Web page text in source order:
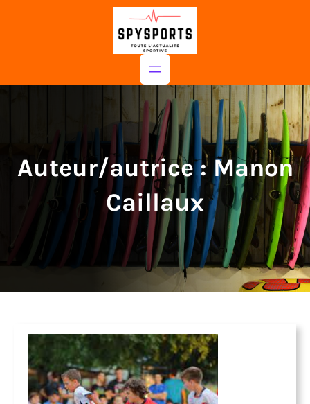
Auteur/autrice :Manon
Caillaux